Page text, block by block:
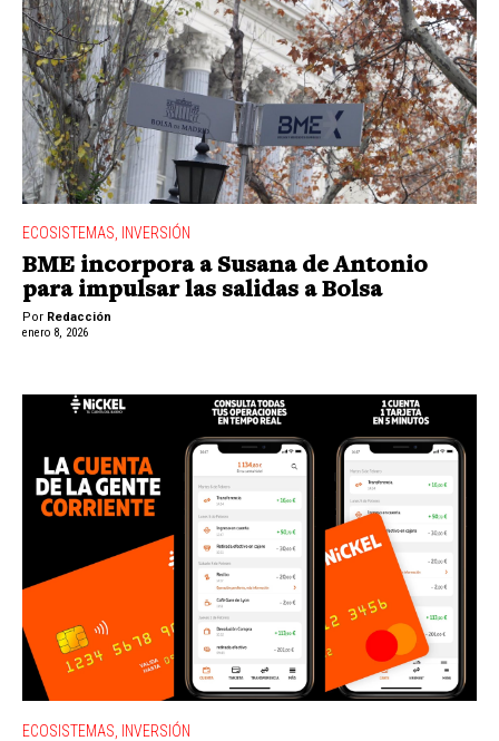
ECOSISTEMAS INVERSIÓN
BME incorpora a Susana de Antonio
para impulsar las salidas a Bolsa
Por Redacción
enero 8, 2026
ECOSISTEMAS INVERSIÓN